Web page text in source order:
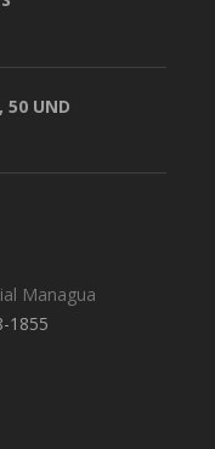
50 UND
Managua
1855